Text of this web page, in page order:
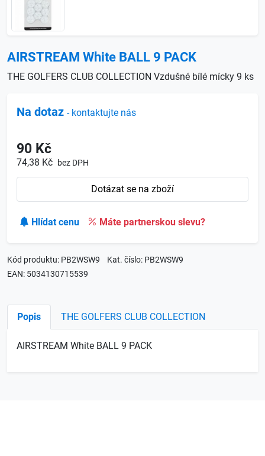
AIRSTREAM White BALL 9 PACK
THE GOLFERS CLUB COLLECTION Vzdušné bílé mícky 9 ks
Na dotaz - kontaktujte nás
90 Kč
74,38 Kč bez DPH
Dotázat se na zboží
Hlídat cenu Máte partnerskou slevu?
Kód produktu: PB2WSW9
Kat. číslo: PB2WSW9
EAN: 5034130715539
Popis THE GOLFERS CLUB COLLECTION
AIRSTREAM White BALL 9 PACK